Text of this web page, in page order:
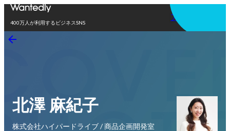
400万人が利用するビジネスSNS
アプリを使う
北澤 麻紀子
株式会社ハイパードライブ / 商品企画開発室